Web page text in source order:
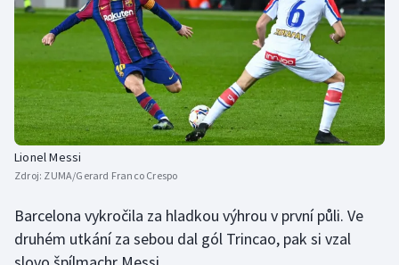
Parasport
Plážový volejbal
Ragby
Rychlobruslení
Rychlostní kanoistika
Lionel Messi
Zdroj: ZUMA/Gerard Franco Crespo
Barcelona vykročila za hladkou výhrou v první půli. Ve
druhém utkání za sebou dal gól Trincao, pak si vzal